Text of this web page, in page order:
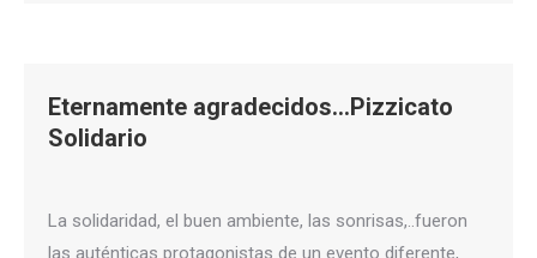
Eternamente agradecidos…Pizzicato
Solidario
La solidaridad, el buen ambiente, las sonrisas,..fueron
las auténticas protagonistas de un evento diferente,